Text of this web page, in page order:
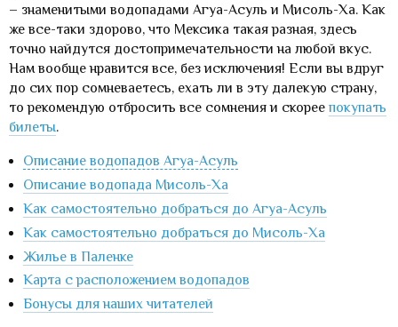
– знаменитыми водопадами Агуа-Асуль и Мисоль-Ха. Как
же все-таки здорово, что Мексика такая разная, здесь
точно найдутся достопримечательности на любой вкус.
Нам вообще нравится все, без исключения! Если вы вдруг
до сих пор сомневаетесь, ехать ли в эту далекую страну,
то рекомендую отбросить все сомнения и скорее покупать
билеты.
Описание водопадов Агуа-Асуль
Описание водопада Мисоль-Ха
Как самостоятельно добраться до Агуа-Асуль
Как самостоятельно добраться до Мисоль-Ха
Жилье в Паленке
Карта с расположением водопадов
Бонусы для наших читателей